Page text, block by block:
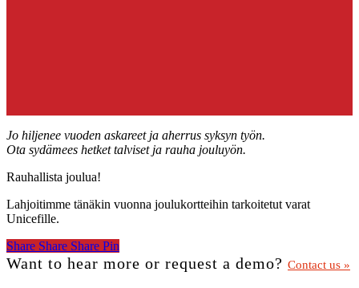
Jo hiljenee vuoden askareet ja aherrus syksyn työn.
Ota sydämees hetket talviset ja rauha jouluyön.
Rauhallista joulua!
Lahjoitimme tänäkin vuonna joulukortteihin tarkoitetut varat
Unicefille.
Share
Share Share Share Pin
Want to hear more or request a demo? Contact us »